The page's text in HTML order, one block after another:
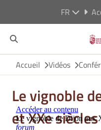
FR
Accueil Vidéos
Le vignoble
et XXe siècles